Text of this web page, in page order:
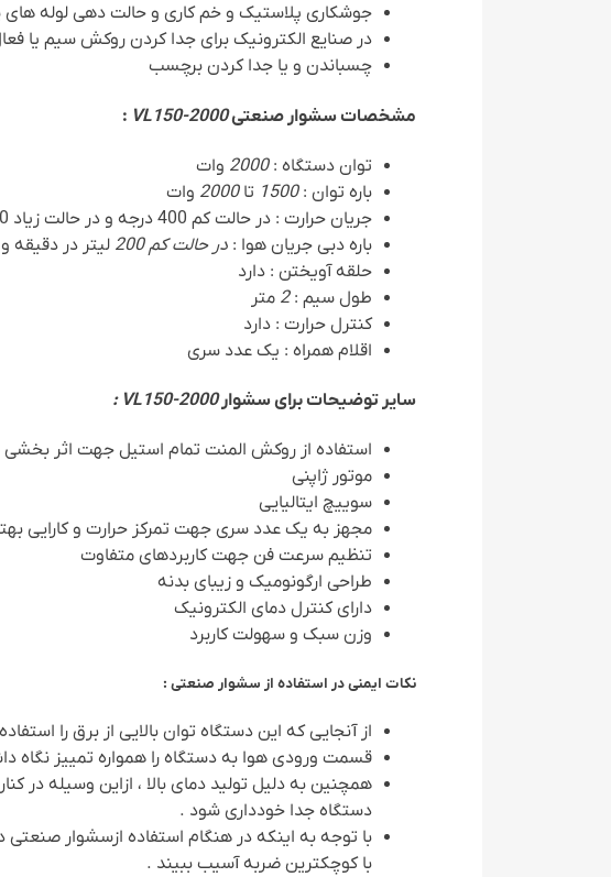
جوشکاری پلاستیک و خم کاری و حالت دهی لوله
در صنایع الکترونیک برای جدا کردن روکش سیم یا
چسباندن و یا جدا کردن برچسب
مشخصات سشوار صنعتیVL150-2000
:
توان دستگاه :2000 وات
باره توان :1500 تا2000 وات
جریان حرارت : در حالت کم 400 درجه و در حالت زیاد 550 درجه
باره دبی جریان هوا : در حالت کم 200
لیتر در دقیقه و در حالت
حلقه آویختن : دارد
طول سیم :2 متر
کنترل حرارت : دارد
اقلام همراه : یک عدد سری
سایر توضیحات برای سشوارVL150-2000 :
استفاده از روکش المنت تمام استیل جهت اثر بخشی
موتور ژاپنی
سوییچ ایتالیایی
مجهز به یک عدد سری جهت تمرکز حرارت و کارایی
تنظیم سرعت فن جهت کاربردهای متفاوت
طراحی ارگونومیک و زیبای بدنه
دارای کنترل دمای الکترونیک
وزن سبک و سهولت کاربرد
نکات ایمنی در استفاده از سشوار صنعتی :
از آنجایی که این دستگاه توان بالایی از برق را
قسمت ورودی هوا به دستگاه را همواره تمییز نگاه
همچنین به دلیل تولید دمای بالا ، ازاین وسیله در
دستگاه جدا خودداری شود .
با توجه به اینکه در هنگام استفاده ازسشوار
با کوچکترین ضربه آسیب ببیند .